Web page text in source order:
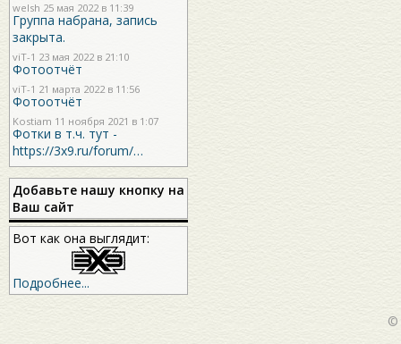
welsh 25 мая 2022 в 11:39
Группа набрана, запись
закрыта.
viT-1 23 мая 2022 в 21:10
Фотоотчёт
viT-1 21 марта 2022 в 11:56
Фотоотчёт
Kostiam 11 ноября 2021 в 1:07
Фотки в т.ч. тут -
https://3x9.ru/forum/…
Добавьте нашу кнопку на
Ваш сайт
Вот как она выглядит:
Подробнее...
©